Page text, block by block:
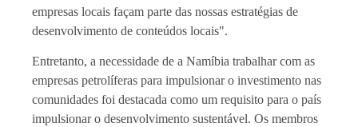
empresas locais façam parte das nossas estratégias de
desenvolvimento de conteúdos locais".
Entretanto, a necessidade de a Namíbia trabalhar com as
empresas petrolíferas para impulsionar o investimento nas
comunidades foi destacada como um requisito para o país
impulsionar o desenvolvimento sustentável. Os membros